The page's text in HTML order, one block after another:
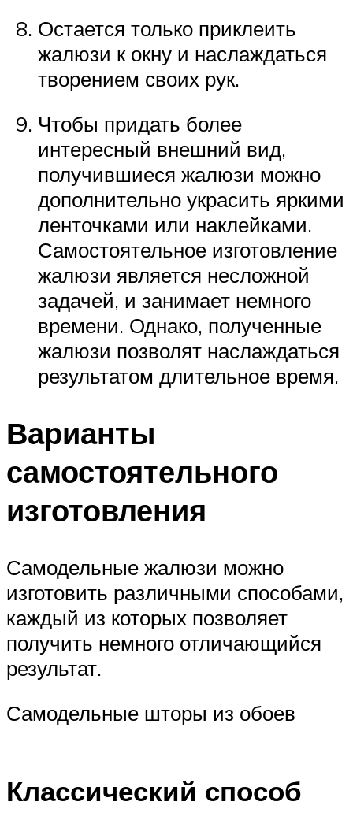
Остается только приклеить
жалюзи к окну и наслаждаться
творением своих рук.
Чтобы придать более
интересный внешний вид,
получившиеся жалюзи можно
дополнительно украсить яркими
ленточками или наклейками.
Самостоятельное изготовление
жалюзи является несложной
задачей, и занимает немного
времени. Однако, полученные
жалюзи позволят наслаждаться
результатом длительное время.
Варианты
самостоятельного
изготовления
Самодельные жалюзи можно
изготовить различными способами,
каждый из которых позволяет
получить немного отличающийся
результат.
Самодельные шторы из обоев
Классический способ